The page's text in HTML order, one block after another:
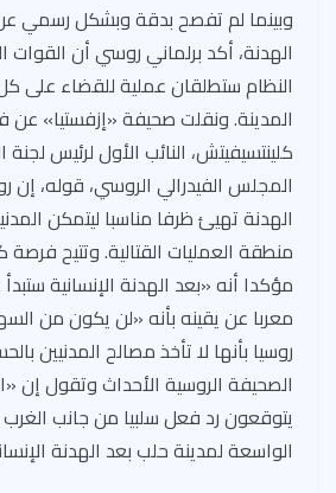
وبينما لم تفصح بدقة وبشكل رسمي
الهدنة، أكد برلماني روسي أن
النظام ستطلقان عملية للقضاء على
المدينة. ونقلت صحيفة «إزفستيا» عن
كلينتسيفيتش، النائب الأول لرئيس
المجلس الفيدرالي الروسي، قوله، إن
الهدنة تهيئ ظرفا مناسبا ليتمكن
منطقة العمليات القتالية. وتتيح فرصة
مؤكدا أنه «بعد الهدنة الإنسانية
معربا عن يقينه بأنه «لن يكون من
روسيا بأنها لا تأخذ مصالح المدنيين
الصحيفة الروسية الأحداث وتقول إن
يتوقعون رد فعل سلبيا من جانب
الواسعة لمدينة حلب بعد الهدنة